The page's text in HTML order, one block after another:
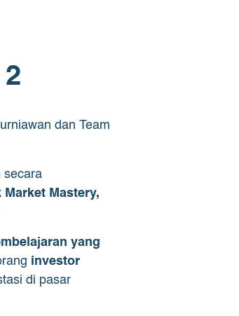
dan Team
secara
Market Mastery,
yang
investor
di pasar